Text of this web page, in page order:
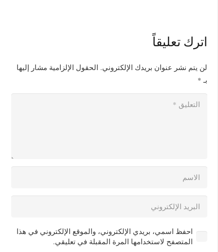
اترك تعليقاً
لن يتم نشر عنوان بريدك الإلكتروني. الحقول الإلزامية مشار إليها
بـ *
احفظ اسمي، بريدي الإلكتروني، والموقع الإلكتروني في هذا
المتصفح لاستخدامها المرة المقبلة في تعليقي.